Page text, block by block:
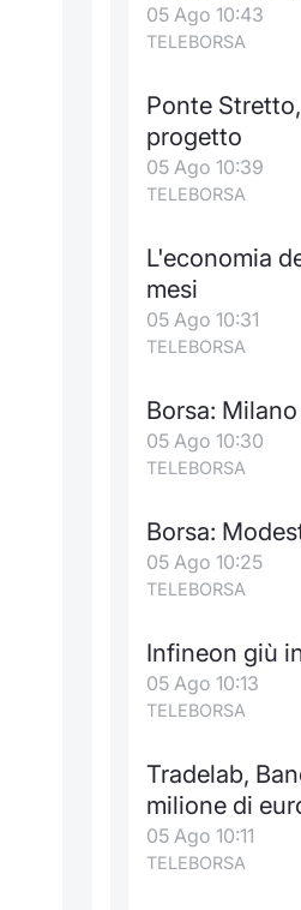
05 Ago 10:43
TELEBORSA
Ponte
progetto
05 Ago 10:39
TELEBORSA
L'economia
mesi
05 Ago 10:31
TELEBORSA
Borsa:
05 Ago 10:30
TELEBORSA
Borsa:
05 Ago 10:25
TELEBORSA
Infineon giù
05 Ago 10:13
TELEBORSA
Tradelab,
milione di
05 Ago 10:11
TELEBORSA